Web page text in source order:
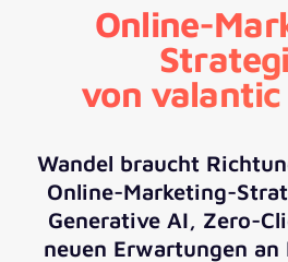
Online-
von
Wandel braucht
Online-Marketing-
Generative AI, Zero-
neuen Erwartungen